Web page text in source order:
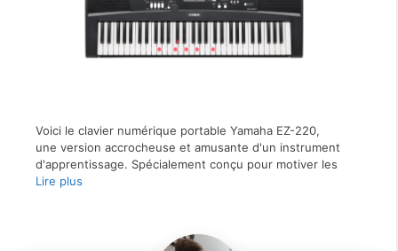
Voici le clavier numérique portable Yamaha EZ-220,
une version accrocheuse et amusante d'un instrument
d'apprentissage. Spécialement conçu pour motiver les
Lire plus